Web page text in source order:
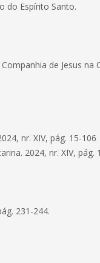
do Espírito Santo.
de Jesus na
nr. XIV, pág. 15-106
2024, nr. XIV, pág.
231-244.